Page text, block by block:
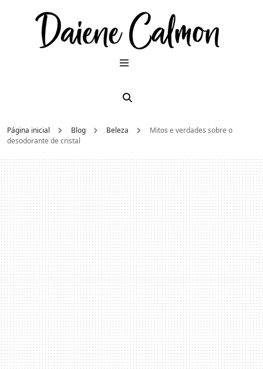
Página inicial Blog Beleza
Mitos e verdades sobre o
desodorante de cristal